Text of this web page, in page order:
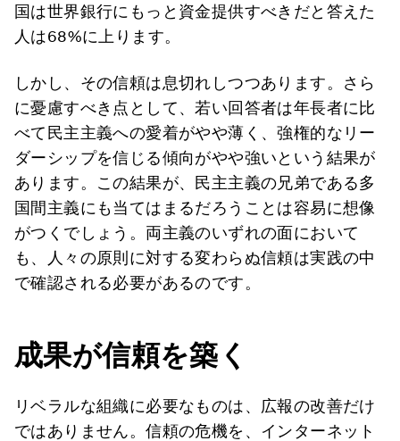
国は世界銀行にもっと資金提供すべきだと答えた
人は68%に上ります。
しかし、その信頼は息切れしつつあります。さら
に憂慮すべき点として、若い回答者は年長者に比
べて民主主義への愛着がやや薄く、強権的なリー
ダーシップを信じる傾向がやや強いという結果が
あります。この結果が、民主主義の兄弟である多
国間主義にも当てはまるだろうことは容易に想像
がつくでしょう。両主義のいずれの面において
も、人々の原則に対する変わらぬ信頼は実践の中
で確認される必要があるのです。
成果が信頼を築く
リベラルな組織に必要なものは、広報の改善だけ
ではありません。信頼の危機を、インターネット